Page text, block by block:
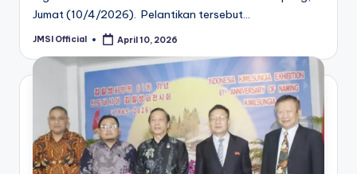
Jumat (10/4/2026). Pelantikan tersebut…
JMSI Official April 10, 2026